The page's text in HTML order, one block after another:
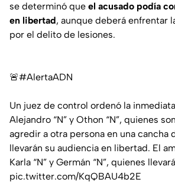
se determinó que el acusado podía
en libertad, aunque deberá enfrentar
por el delito de lesiones.
🚨#AlertaADN
Un juez de control ordenó la
Alejandro “N” y Othon “N”, quienes
agredir a otra persona en una cancha
llevarán su audiencia en libertad. El
Karla “N” y Germán “N”, quienes
pic.twitter.com/KqQBAU4b2E